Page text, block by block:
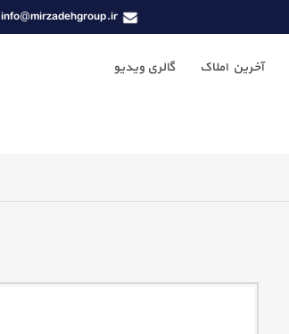
info@mirzadehgroup.ir
آخرین املاک گالری ویدیو